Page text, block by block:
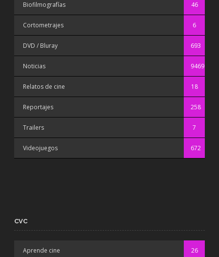
Biofilmografías 46
Cortometrajes 6
DVD / Bluray 693
Noticias 9469
Relatos de cine 18
Reportajes 258
Trailers 7
Videojuegos 672
CVC
Aprende cine 26